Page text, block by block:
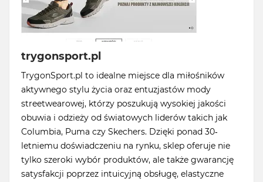
trygonsport.pl
TrygonSport.pl to idealne miejsce dla miłośników
aktywnego stylu życia oraz entuzjastów mody
streetwearowej, którzy poszukują wysokiej jakości
obuwia i odzieży od światowych liderów takich jak
Columbia, Puma czy Skechers. Dzięki ponad 30-
letniemu doświadczeniu na rynku, sklep oferuje nie
tylko szeroki wybór produktów, ale także gwarancję
satysfakcji poprzez intuicyjną obsługę, elastyczne